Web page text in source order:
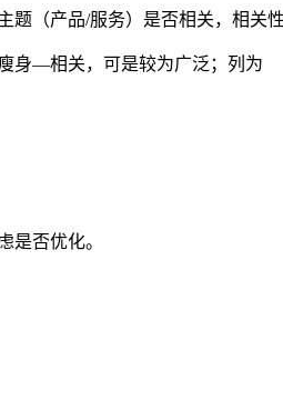
题（产品/服务）是否相关，相
身—相关，可是较为广泛；列为
否优化。